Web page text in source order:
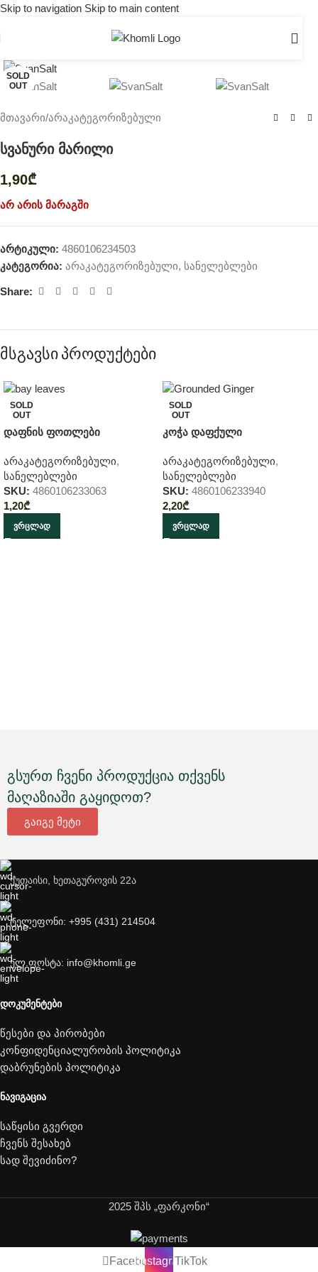
Skip to navigation Skip to main content
SOLD
OUT
მთავარი/არაკატეგორიზებული
სვანური მარილი
1,90₾
არ არის მარაგში
არტიკული: 4860106234503
კატეგორია: არაკატეგორიზებული, სანელებლები
Share:
მსგავსი პროდუქტები
SOLD
OUT
დაფნის ფოთლები
არაკატეგორიზებული,
სანელებლები
SKU: 4860106233063
1,20₾
ᲕᲠᲪᲚᲐᲓ
SOLD
OUT
კოჭა დაფქული
არაკატეგორიზებული,
სანელებლები
SKU: 4860106233940
2,20₾
ᲕᲠᲪᲚᲐᲓ
გსურთ ჩვენი პროდუქცია თქვენს
მაღაზიაში გაყიდოთ?
გაიგე მეტი
ქუთაისი, ხეთაგუროვის 22ა
ტელეფონი: +995 (431) 214504
ელ.ფოსტა: info@khomli.ge
ᲓᲝᲙᲣᲛᲔᲜᲢᲔᲑᲘ
წესები და პირობები
კონფიდენციალურობის პოლიტიკა
დაბრუნების პოლიტიკა
ᲜᲐᲕᲘᲒᲐᲪᲘᲐ
საწყისი გვერდი
ჩვენს შესახებ
სად შევიძინო?
2025 შპს „ფარკონი“
FacebookInstagramTikTok